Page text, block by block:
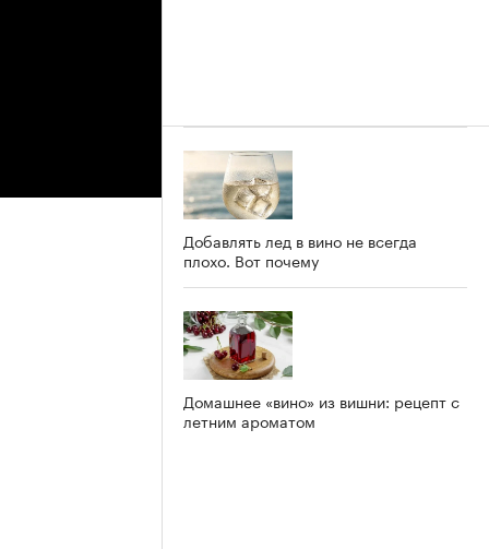
Добавлять лед в вино не всегда
плохо. Вот почему
Домашнее «вино» из вишни: рецепт с
летним ароматом